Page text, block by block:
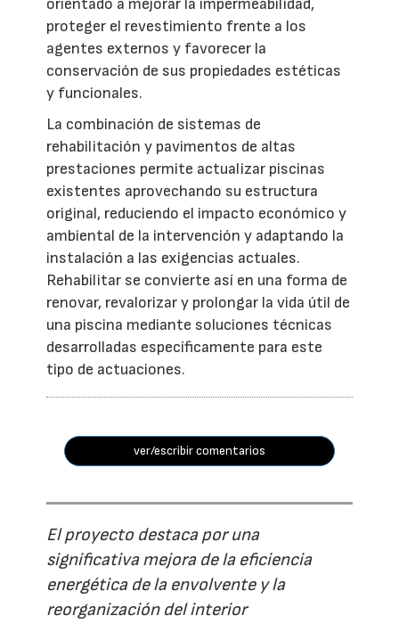
orientado a mejorar la impermeabilidad,
proteger el revestimiento frente a los
agentes externos y favorecer la
conservación de sus propiedades estéticas
y funcionales.
La combinación de sistemas de
rehabilitación y pavimentos de altas
prestaciones permite actualizar piscinas
existentes aprovechando su estructura
original, reduciendo el impacto económico y
ambiental de la intervención y adaptando la
instalación a las exigencias actuales.
Rehabilitar se convierte así en una forma de
renovar, revalorizar y prolongar la vida útil de
una piscina mediante soluciones técnicas
desarrolladas específicamente para este
tipo de actuaciones.
ver/escribir comentarios
El proyecto destaca por una
significativa mejora de la eficiencia
energética de la envolvente y la
reorganización del interior